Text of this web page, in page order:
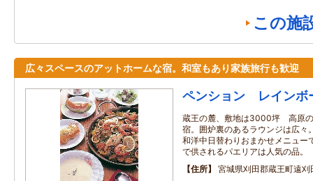
この施
広々スペースのアットホームな宿。和室もあり家族旅行も歓迎
ペンション レインボ
蔵王の麓、敷地は3000坪 高原
宿。囲炉裏のあるラウンジは広々
和洋中日替わりおまかせメニュー
で供されるパエリアは人気の品。
住所
宮城県刈田郡蔵王町遠